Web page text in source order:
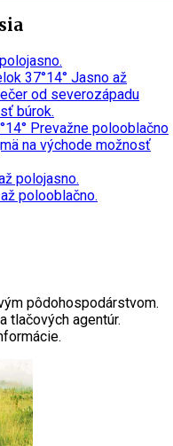
37°14° Jasno až
od severozápadu
búrok.
14° Prevažne polooblačno
na východe možnosť
polojasno.
polooblačno.
pôdohospodárstvom.
tlačových agentúr.